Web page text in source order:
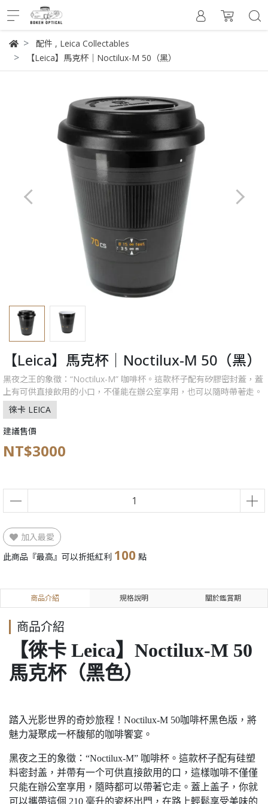
配件 , Leica Collectables
【Leica】馬克杯｜Noctilux-M 50（黑）
【Leica】馬克杯｜Noctilux-M 50（黑）
黑夜之王的象徵：“Noctilux-M” 咖啡杯。這款杯子配有矽膠密封蓋，蓋
上有可供直接飲用的小口，不僅能在辦公室享用，也可以隨時帶著走。
徠卡 LEICA
建議售價
NT$3000
加入最愛
此商品『最高』可以折抵紅利 100 點
商品介紹 規格說明 關於鑑賞期
商品介紹
【徠卡 Leica】Noctilux-M 50
馬克杯（黑色）
踏入光影世界的奇妙旅程！Noctilux-M 50咖啡杯黑色版，將
魅力凝聚成一杯馥郁的咖啡饗宴。
黑夜之王的象徵：“Noctilux-M” 咖啡杯。這款杯子配有硅塑
料密封盖，并帶有一个可供直接飲用的口，這樣咖啡不僅僅
只能在辦公室享用，隨時都可以帶著它走。蓋上盖子，你就
可以攜帶這個 210 毫升的瓷杯出門，在路上輕鬆享受美味的